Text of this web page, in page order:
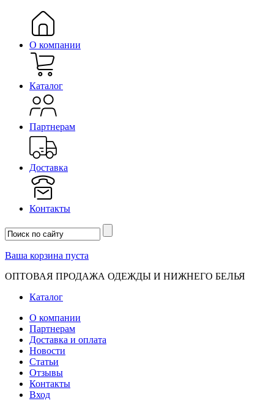
О компании
Каталог
Партнерам
Доставка
Контакты
Ваша корзина пуста
ОПТОВАЯ ПРОДАЖА ОДЕЖДЫ И НИЖНЕГО БЕЛЬЯ
Каталог
О компании
Партнерам
Доставка и оплата
Новости
Статьи
Отзывы
Контакты
Вход